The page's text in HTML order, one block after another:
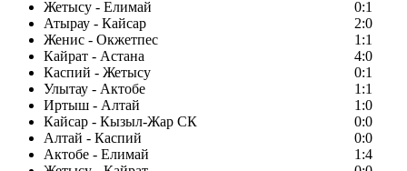
Жетысу - Елимай
0:1
Атырау - Кайсар
2:0
Женис - Окжетпес
1:1
Кайрат - Астана
4:0
Каспий - Жетысу
0:1
Улытау - Актобе
1:1
Иртыш - Алтай
1:0
Кайсар - Кызыл-Жар СК
0:0
Алтай - Каспий
0:0
Актобе - Елимай
1:4